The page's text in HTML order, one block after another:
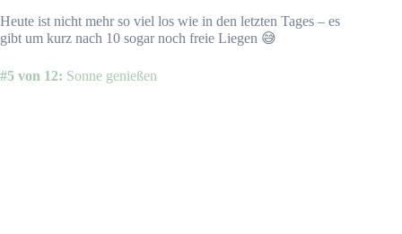
Heute ist nicht mehr so viel los wie in den letzten Tages – es
gibt um kurz nach 10 sogar noch freie Liegen 😅
#5 von 12: Sonne genießen